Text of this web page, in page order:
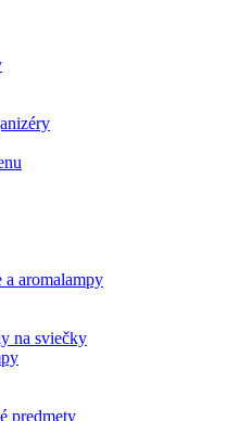
aromalampy
na sviečky
predmety